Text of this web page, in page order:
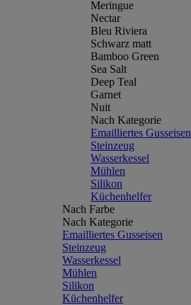
Meringue
Nectar
Bleu Riviera
Schwarz matt
Bamboo Green
Sea Salt
Deep Teal
Garnet
Nuit
Nach Kategorie
Emailliertes Gusseisen
Steinzeug
Wasserkessel
Mühlen
Silikon
Küchenhelfer
Nach Farbe
Nach Kategorie
Emailliertes Gusseisen
Steinzeug
Wasserkessel
Mühlen
Silikon
Küchenhelfer